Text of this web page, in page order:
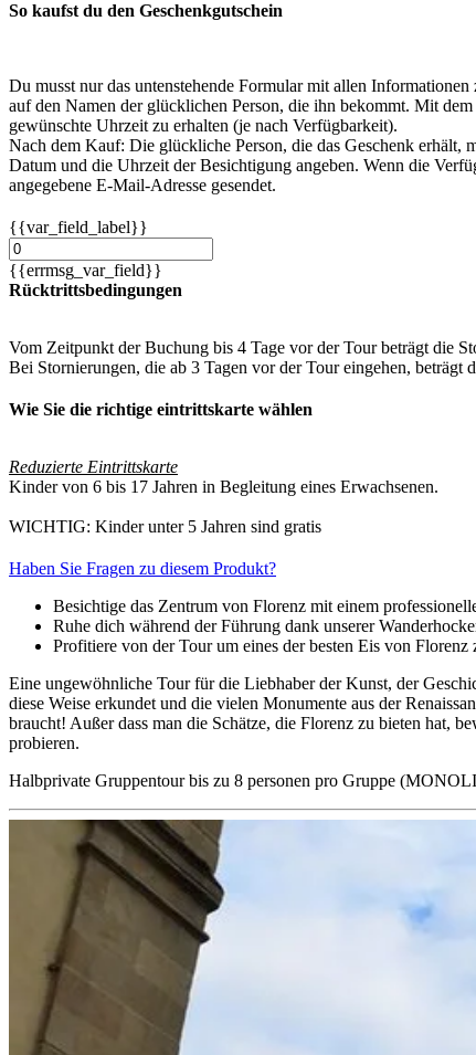
So kaufst du den Geschenkgutschein
Du musst nur das untenstehende Formular mit allen
auf den Namen der glücklichen Person, die ihn bekommt. Mit
gewünschte Uhrzeit zu erhalten (je nach Verfügbarkeit).
Nach dem Kauf: Die glückliche Person, die das Geschenk erhält,
Datum und die Uhrzeit der Besichtigung angeben. Wenn die
angegebene E-Mail-Adresse gesendet.
{{var_field_label}}
{{errmsg_var_field}}
Rücktrittsbedingungen
Vom Zeitpunkt der Buchung bis 4 Tage vor der Tour beträgt die
Bei Stornierungen, die ab 3 Tagen vor der Tour eingehen,
Wie Sie die richtige eintrittskarte wählen
Reduzierte Eintrittskarte
Kinder von 6 bis 17 Jahren in Begleitung eines Erwachsenen.
WICHTIG: Kinder unter 5 Jahren sind gratis
Haben Sie Fragen zu diesem Produkt?
Besichtige das Zentrum von Florenz mit einem
Ruhe dich während der Führung dank unserer
Profitiere von der Tour um eines der besten Eis von Florenz
Eine ungewöhnliche Tour für die Liebhaber der Kunst, der
diese Weise erkundet und die vielen Monumente aus der
braucht! Außer dass man die Schätze, die Florenz zu bieten hat,
probieren.
Halbprivate Gruppentour bis zu 8 personen pro Gruppe